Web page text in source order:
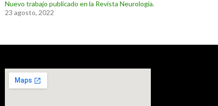
Nuevo trabajo publicado en la Revista Neurología.
23 agosto, 2022